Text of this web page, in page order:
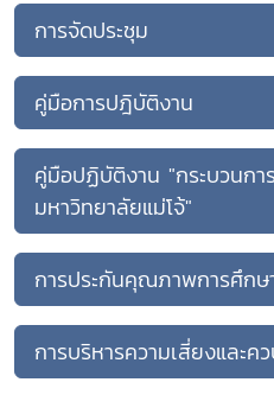
การจัดประชุม
คู่มือการปฎิบัติงาน
คู่มือปฏิบัติงาน "กระบวนกา
มหาวิทยาลัยแม่โจ้"
การประกันคุณภาพการศึกษ
การบริหารความเสี่ยงและค